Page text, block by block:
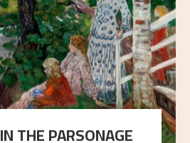
THE PARSONAGE